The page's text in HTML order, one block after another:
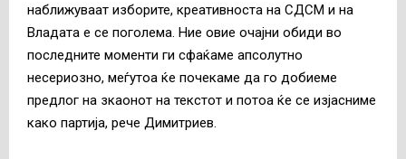
наближуваат изборите, креативноста на СДСМ и на
Владата е се поголема. Ние овие очајни обиди во
последните моменти ги сфаќаме апсолутно
несериозно, меѓутоа ќе почекаме да го добиеме
предлог на зкаонот на текстот и потоа ќе се изјасниме
како партија, рече Димитриев.